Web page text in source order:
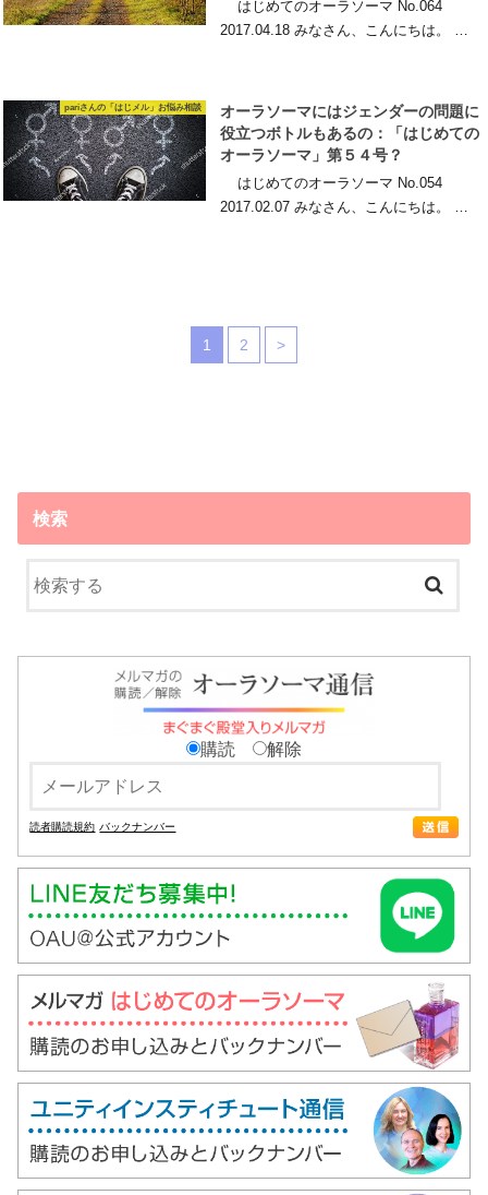
はじめてのオーラソーマ No.064
2017.04.18 みなさん、こんにちは。 …
pariさんの「はじメル」お悩み相談
オーラソーマにはジェンダーの問題に
役立つボトルもあるの：「はじめての
オーラソーマ」第５４号？
はじめてのオーラソーマ No.054
2017.02.07 みなさん、こんにちは。 …
1 2 >
検索
購読 解除
読者購読規約 バックナンバー